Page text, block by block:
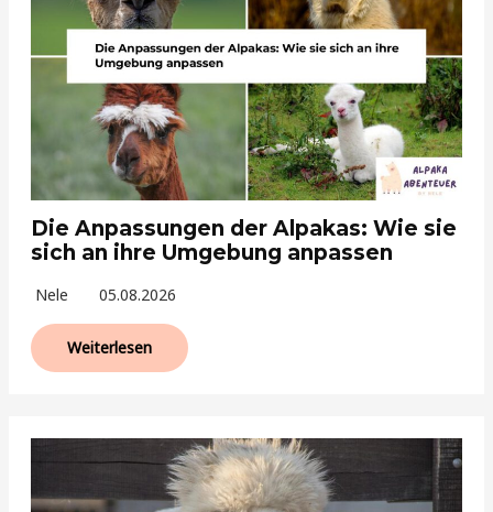
Die Anpassungen der Alpakas: Wie sie
sich an ihre Umgebung anpassen
Nele 05.08.2026
Weiterlesen